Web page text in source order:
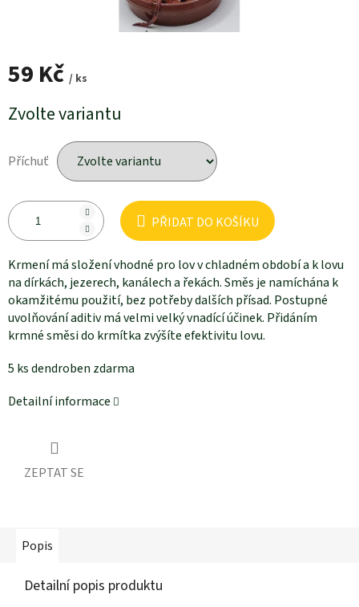
59 Kč / ks
Měrná
cena:
Zvolte variantu
Příchuť
PŘIDAT DO KOŠÍKU
Krmení má složení vhodné pro lov v chladném období a k lovu
na dírkách, jezerech, kanálech a řekách. Směs je namíchána k
okamžitému použití, bez potřeby dalších přísad. Postupné
uvolňování aditiv má velmi velký vnadící účinek. Přidáním
krmné směsi do krmítka zvýšíte efektivitu lovu.
5 ks dendroben zdarma
Detailní informace
ZEPTAT SE
Popis
Detailní popis produktu